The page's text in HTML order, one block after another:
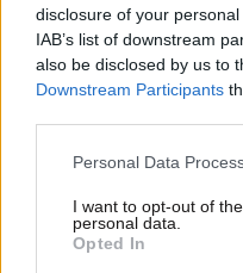
disclosure of your
IAB’s list of downstream
also be disclosed by us to
Downstream Participants
Please note that this
not limited to your visit or
grant or deny consent to
use your data for below
Personal Data
I want to opt-out of
personal data.
Opted In
Γλυκά Νερά: «Η μαμά της